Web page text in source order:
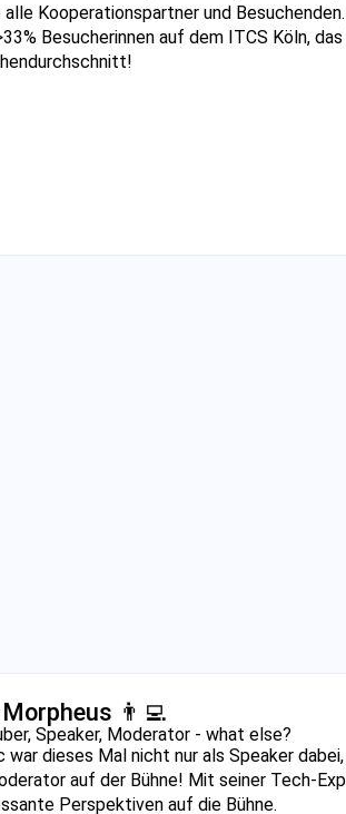
alle Kooperationspartner und
Besucherinnen auf dem ITCS Köln,
👨‍💻
Speaker, Moderator - what else?
war dieses Mal nicht nur als Speaker
auf der Bühne! Mit seiner Tech-
Perspektiven auf die Bühne.